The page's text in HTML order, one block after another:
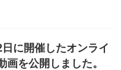
に開催したオンライ
画を公開しました。